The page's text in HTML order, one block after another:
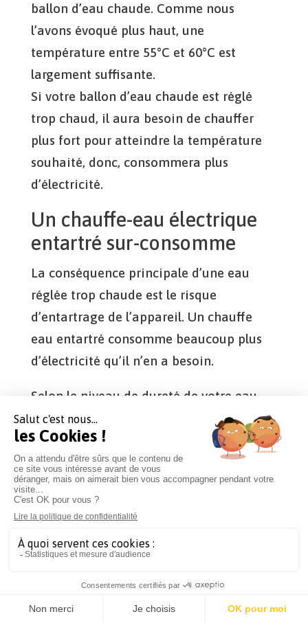
ballon d’eau chaude. Comme nous
l’avons évoqué plus haut, une
température entre 55°C et 60°C est
largement suffisante.
Si votre ballon d’eau chaude est réglé
trop chaud, il aura besoin de chauffer
plus fort pour atteindre la température
souhaité, donc, consommera plus
d’électricité.
Un chauffe-eau électrique
entartré sur-consomme
La conséquence principale d’une eau
réglée trop chaude est le risque
d’entartrage de l’appareil. Un chauffe
eau entartré consomme beaucoup plus
d’électricité qu’il n’en a besoin.
Selon le niveau de dureté de votre eau
(teneur en calcaire), l’entartrage du
ballon d’eau sera plus ou moins rapide.
C’est pourquoi la nature du système de
chauffe du ballon est à choisir en
fonction de l’eau.
Les résistances de type
pas en contact direct avec l’eau.
contact avec l’eau et donc s’entartrent
plus rapidement.